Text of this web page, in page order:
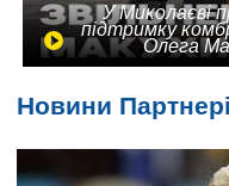
У Миколаєві
підтримку
Олега